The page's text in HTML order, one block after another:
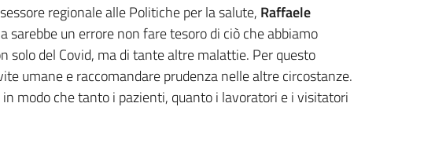
regionale alle Politiche per la salute, Raffaele
un errore non fare tesoro di ciò che abbiamo
solo del Covid, ma di tante altre malattie. Per questo
umane e raccomandare prudenza nelle altre circostanze.
modo che tanto i pazienti, quanto i lavoratori e i visitatori